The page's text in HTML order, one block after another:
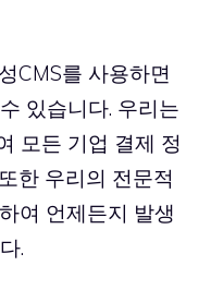
CMS를 사용하면
있습니다. 우리는
모든 기업 결제 정
한 우리의 전문적
여 언제든지 발생
.